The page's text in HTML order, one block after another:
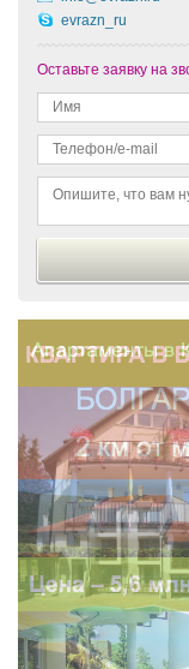
evrazn_ru
Оставьте заявку на